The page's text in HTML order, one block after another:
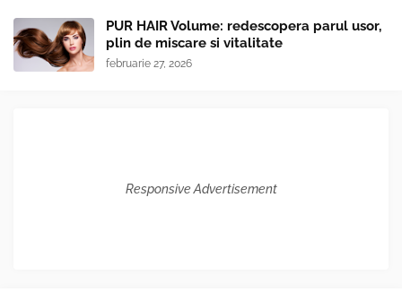
PUR HAIR Volume: redescopera parul usor,
plin de miscare si vitalitate
februarie 27, 2026
Responsive Advertisement